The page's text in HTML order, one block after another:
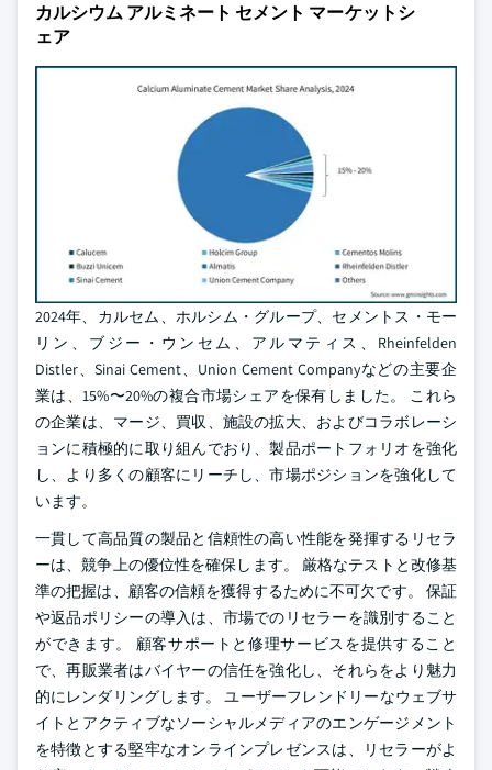
カルシウム アルミネート セメント マーケットシ
ェア
2024年、カルセム、ホルシム・グループ、セメントス・モー
リン、ブジー・ウンセム、アルマティス、Rheinfelden
Distler、Sinai Cement、Union Cement Companyなどの主要企
業は、15%〜20%の複合市場シェアを保有しました。 これら
の企業は、マージ、買収、施設の拡大、およびコラボレーシ
ョンに積極的に取り組んでおり、製品ポートフォリオを強化
し、より多くの顧客にリーチし、市場ポジションを強化して
います。
一貫して高品質の製品と信頼性の高い性能を発揮するリセラ
ーは、競争上の優位性を確保します。 厳格なテストと改修基
準の把握は、顧客の信頼を獲得するために不可欠です。 保証
や返品ポリシーの導入は、市場でのリセラーを識別すること
ができます。 顧客サポートと修理サービスを提供すること
で、再販業者はバイヤーの信任を強化し、それらをより魅力
的にレンダリングします。 ユーザーフレンドリーなウェブサ
イトとアクティブなソーシャルメディアのエンゲージメント
を特徴とする堅牢なオンラインプレゼンスは、リセラーがよ